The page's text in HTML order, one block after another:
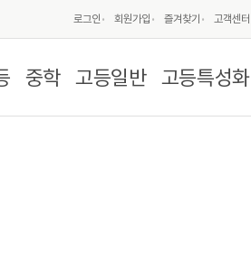
로그인 회원가입 즐겨찾기 고객센터
중학 고등일반 고등특성화